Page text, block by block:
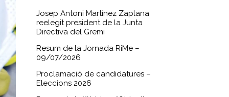
Josep Antoni Martínez Zaplana
reelegit president de la Junta
Directiva del Gremi
Resum de la Jornada RiMe –
09/07/2026
Proclamació de candidatures –
Eleccions 2026